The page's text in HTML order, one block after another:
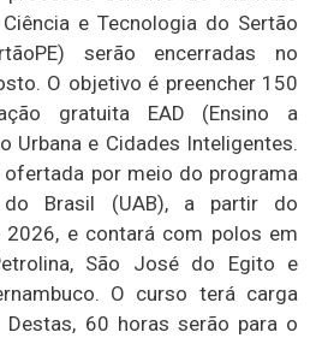
e Tecnologia do Sertão
serão encerradas no
O objetivo é preencher 150
gratuita EAD (Ensino a
Urbana e Cidades Inteligentes.
por meio do programa
do Brasil (UAB), a partir do
e contará com polos em
São José do Egito e
O curso terá carga
60 horas serão para o